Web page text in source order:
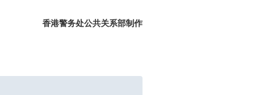
香港警务处公共关系部制作